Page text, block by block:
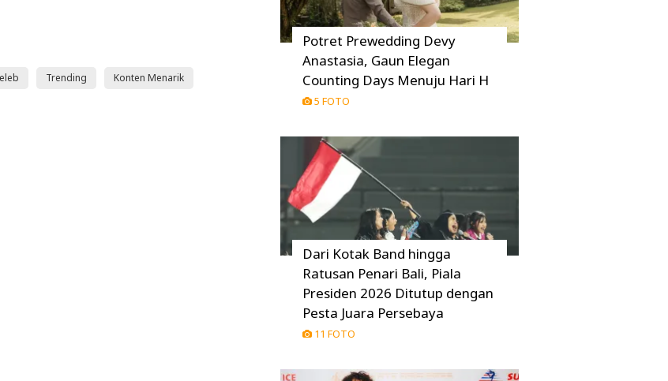
Trending Konten Menarik
Potret Prewedding Devy
Anastasia, Gaun Elegan
Counting Days Menuju Hari H
5 FOTO
Dari Kotak Band hingga
Ratusan Penari Bali, Piala
Presiden 2026 Ditutup dengan
Pesta Juara Persebaya
11 FOTO